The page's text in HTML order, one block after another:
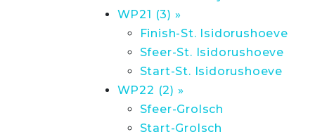
WP21 (3) »
Finish-St. Isidorushoeve
Sfeer-St. Isidorushoeve
Start-St. Isidorushoeve
WP22 (2) »
Sfeer-Grolsch
Start-Grolsch